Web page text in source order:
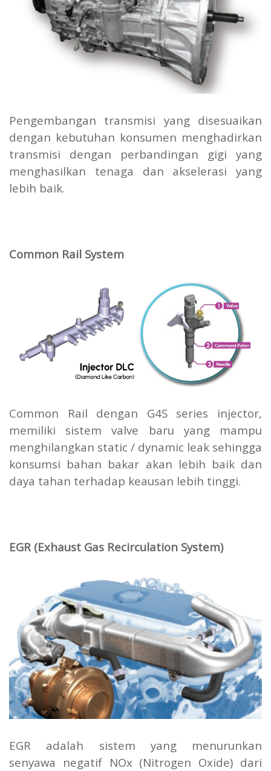
Pengembangan transmisi yang disesuaikan
dengan kebutuhan konsumen menghadirkan
transmisi dengan perbandingan gigi yang
menghasilkan tenaga dan akselerasi yang
lebih baik.
Common Rail System
Common Rail dengan G4S series injector,
memiliki sistem valve baru yang mampu
menghilangkan static / dynamic leak sehingga
konsumsi bahan bakar akan lebih baik dan
daya tahan terhadap keausan lebih tinggi.
EGR (Exhaust Gas Recirculation System)
EGR adalah sistem yang menurunkan
senyawa negatif NOx (Nitrogen Oxide) dari